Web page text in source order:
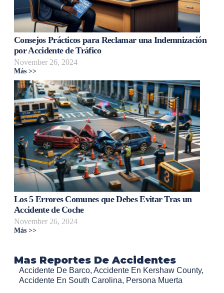
Consejos Prácticos para Reclamar una Indemnización
por Accidente de Tráfico
November 26, 2024
Más >>
Los 5 Errores Comunes que Debes Evitar Tras un
Accidente de Coche
November 26, 2024
Más >>
Mas Reportes De Accidentes
Accidente De Barco, Accidente En Kershaw County,
Accidente En South Carolina, Persona Muerta